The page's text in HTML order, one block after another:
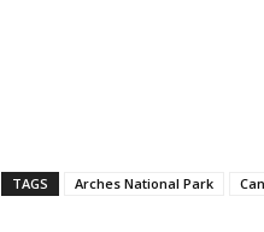
TAGS Arches National Park